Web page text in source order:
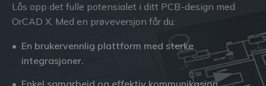
Lås opp det fulle potensialet i ditt PCB-design med
OrCAD X. Med en prøveversjon får du:
En brukervennlig plattform med sterke
integrasjoner.
Enkel samarbeid og effektiv kommunikasjon.